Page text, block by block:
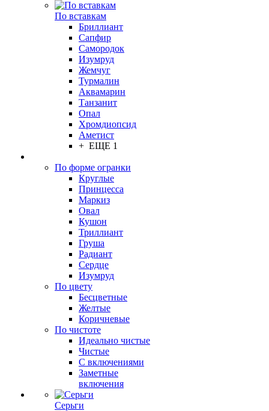
По вставкам
Бриллиант
Сапфир
Самородок
Изумруд
Жемчуг
Турмалин
Аквамарин
Танзанит
Опал
Хромдиопсид
Аметист
+ ЕЩЕ 1
По форме огранки
Круглые
Принцесса
Маркиз
Овал
Кушон
Триллиант
Груша
Радиант
Сердце
Изумруд
По цвету
Бесцветные
Желтые
Коричневые
По чистоте
Идеально чистые
Чистые
С включениями
Заметные
включения
Серьги